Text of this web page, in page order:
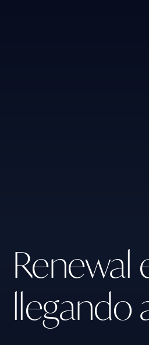
Renewal
llegando